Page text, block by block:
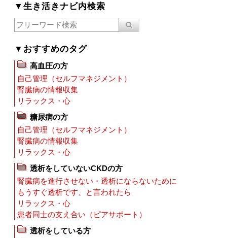
▼生き活きナビ内検索
▼おすすめのタグ
高血圧の方
自己管理（セルフマネジメント）
腎臓病の情報収集
リラックス・心
糖尿病の方
自己管理（セルフマネジメント）
腎臓病の情報収集
リラックス・心
透析をしていないCKDの方
腎臓病を進行させない・透析にならないために
もうすぐ透析です、と言われたら
リラックス・心
患者同士の支え合い（ピアサポート）
透析をしている方